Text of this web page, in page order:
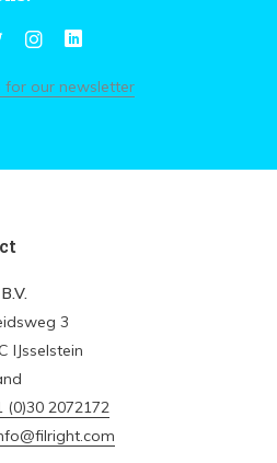
for our newsletter
3
IJsselstein
(0)30 2072172